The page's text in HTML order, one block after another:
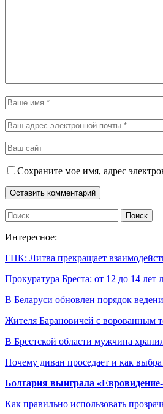
Сохраните мое имя, адрес
Интересное:
ГПК: Литва прекращает
Прокуратура Бреста: от 12 до 14
В Беларуси обновлен порядок
Жителя Барановичей с ворованным
В Брестской области мужчина
Почему диван проседает и как
Болгария выиграла «Евровидение-
Как правильно использовать